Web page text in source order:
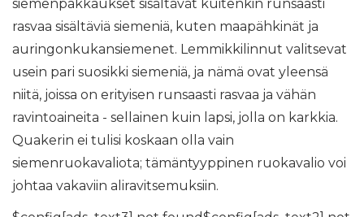
siemenpakkaukset sisältävät kuitenkin runsaasti
rasvaa sisältäviä siemeniä, kuten maapähkinät ja
auringonkukansiemenet. Lemmikkilinnut valitsevat
usein pari suosikki siemeniä, ja nämä ovat yleensä
niitä, joissa on erityisen runsaasti rasvaa ja vähän
ravintoaineita - sellainen kuin lapsi, jolla on karkkia.
Quakerin ei tulisi koskaan olla vain
siemenruokavaliota; tämäntyyppinen ruokavalio voi
johtaa vakaviin aliravitsemuksiin.